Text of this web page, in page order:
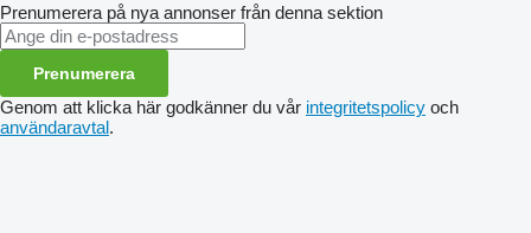
Prenumerera på nya annonser från denna sektion
Prenumerera
Genom att klicka här godkänner du vår integritetspolicy och
användaravtal.